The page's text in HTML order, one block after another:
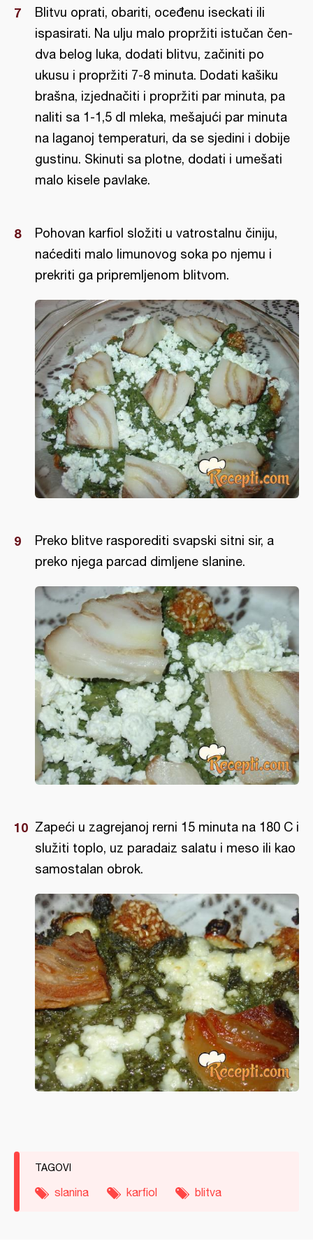
Blitvu oprati, obariti, oceđenu iseckati ili
ispasirati. Na ulju malo propržiti istučan čen-
dva belog luka, dodati blitvu, začiniti po
ukusu i propržiti 7-8 minuta. Dodati kašiku
brašna, izjednačiti i propržiti par minuta, pa
naliti sa 1-1,5 dl mleka, mešajući par minuta
na laganoj temperaturi, da se sjedini i dobije
gustinu. Skinuti sa plotne, dodati i umešati
malo kisele pavlake.
Pohovan karfiol složiti u vatrostalnu činiju,
naćediti malo limunovog soka po njemu i
prekriti ga pripremljenom blitvom.
Preko blitve rasporediti svapski sitni sir, a
preko njega parcad dimljene slanine.
Zapeći u zagrejanoj rerni 15 minuta na 180 C i
služiti toplo, uz paradaiz salatu i meso ili kao
samostalan obrok.
TAGOVI
slanina karfiol blitva